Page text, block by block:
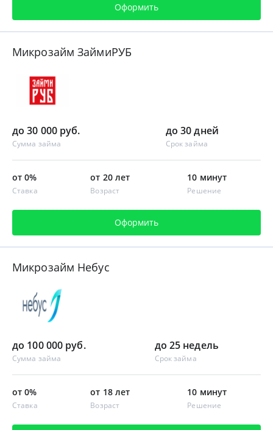
Оформить
Микрозайм ЗаймиРУБ
до 30 000 руб.
Сумма займа
до 30 дней
Срок займа
от 0%
Ставка
от 20 лет
Возраст
10 минут
Решение
Оформить
Микрозайм Небус
до 100 000 руб.
Сумма займа
до 25 недель
Срок займа
от 0%
Ставка
от 18 лет
Возраст
10 минут
Решение